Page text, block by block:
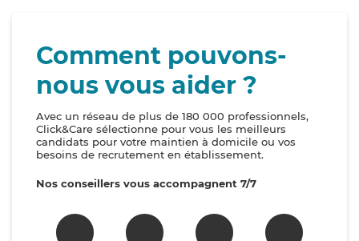
Comment pouvons-
nous vous aider ?
Avec un réseau de plus de 180 000 professionnels,
Click&Care sélectionne pour vous les meilleurs
candidats pour votre maintien à domicile ou vos
besoins de recrutement en établissement.
Nos conseillers vous accompagnent 7/7